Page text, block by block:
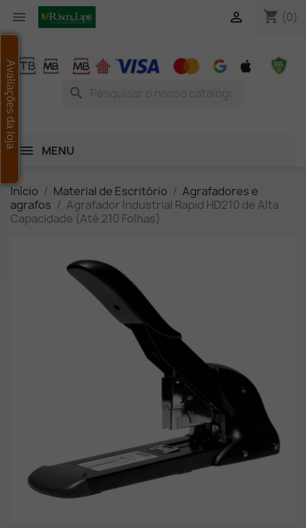
 shopping_cart (0)

search
MENU
Início Material de Escritório
Agrafadores e
agrafos
Agrafador Industrial Rapid HD210 de Alta
Capacidade (Até 210 Folhas)
Avaliações da loja